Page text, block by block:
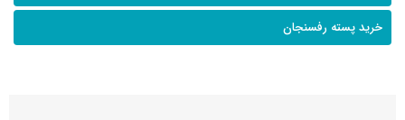
خرید پسته رفسنجان